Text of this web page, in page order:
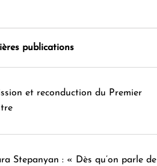
publications
et reconduction du Premier
Stepanyan : « Dès qu’on parle de